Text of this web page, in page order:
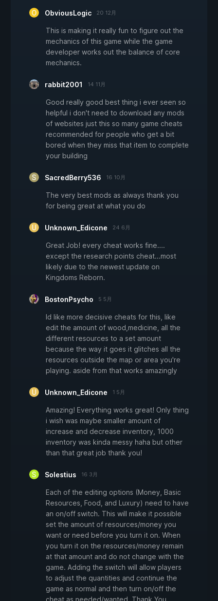
ObviousLogic 20 12月
This is making it really fun to figure out the
mechanics of this game while the game
developer works out the balance of core
mechanics.
rabbit2001 14 11月
Good really good best thing i ever seen so
helpful i don't need to download any mods
of websites just this so many game cheats
recommended for people who get a bit
bored when they miss that item to complete
your building
SacredBerry536 16 10月
The very best mods as always thank you
for being great at what you do
Unknown_Edicone 24 6月
Great Job! every cheat works fine....
except the research points cheat...most
likely due to the newest update on
Kingdoms Reborn.
BostonPsycho 5 5月
Id like more decisive cheats for this, like
edit the amount of wood,medicine, all the
different resources to a set amount
because the way it goes it glitches all the
resources outside the map or area you're
playing. aside from that works amazingly
Unknown_Edicone 1 5月
Amazing! Everything works great! Only thing
i wish was maybe smaller amount of
increase and decrease inventory, 1000
inventory was kinda messy haha but other
than that great job thank you!
Solestius 16 3月
Each of the editing options (Money, Basic
Resources, Food, and Luxury) need to have
an on/off switch. This will make it possible
set the amount of resources/money you
want or need before you turn it on. When
you turn it on the resources/money remain
at that amount and do not change with the
game. Adding the switch will allow players
to adjust the quantities and continue the
game as normal and then turn on/off the